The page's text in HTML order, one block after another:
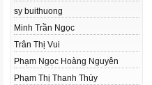
sy buithuong
Minh Trần Ngọc
Trân Thị Vui
Phạm Ngọc Hoàng Nguyên
Phạm Thị Thanh Thùy